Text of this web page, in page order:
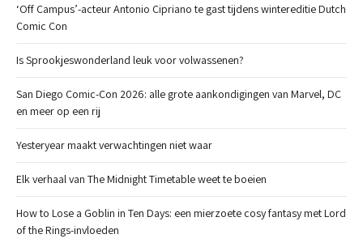
‘Off Campus’-acteur Antonio Cipriano te gast tijdens wintereditie Dutch
Comic Con
Is Sprookjeswonderland leuk voor volwassenen?
San Diego Comic-Con 2026: alle grote aankondigingen van Marvel, DC
en meer op een rij
Yesteryear maakt verwachtingen niet waar
Elk verhaal van The Midnight Timetable weet te boeien
How to Lose a Goblin in Ten Days: een mierzoete cosy fantasy met Lord
of the Rings-invloeden